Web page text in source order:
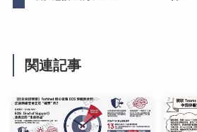
関連記事